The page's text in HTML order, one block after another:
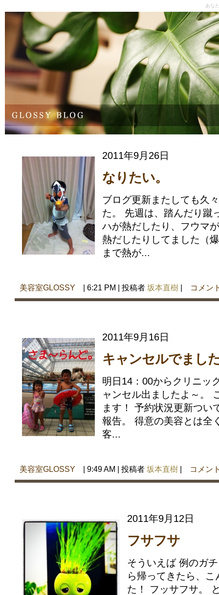
あな
2011年9月26日
なりたい。
ブログ更新またしても久
た。 先週は、踏んだり蹴
ハが熱だしたり、フウマ
熱だしたりしてました（
まで熱が...
美容室GLOSSY | 6:21 PM | 投稿者 坂本直樹 | コメン
2011年9月16日
キャンセルでまし
明日14：00からクリニッ
ャンセル出ましたよ～。
ます！ 予約状況更新つい
報告。 得意の美容とは全
客...
美容室GLOSSY | 9:49 AM | 投稿者 坂本直樹 | コメン
2011年9月12日
フサフサ
そういえば 例のガ
ら帰ってきたら、
た！ フッサフサ。